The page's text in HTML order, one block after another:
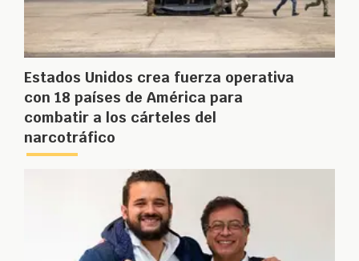
Estados Unidos crea fuerza operativa
con 18 países de América para
combatir a los cárteles del
narcotráfico